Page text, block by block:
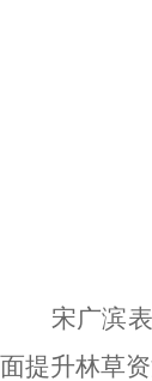
宋广滨
面提升林草